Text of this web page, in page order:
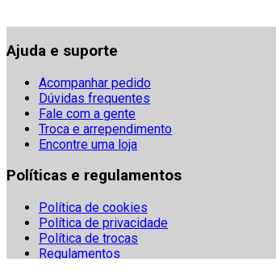
Ajuda e suporte
Acompanhar pedido
Dúvidas frequentes
Fale com a gente
Troca e arrependimento
Encontre uma loja
Políticas e regulamentos
Política de cookies
Política de privacidade
Política de trocas
Regulamentos